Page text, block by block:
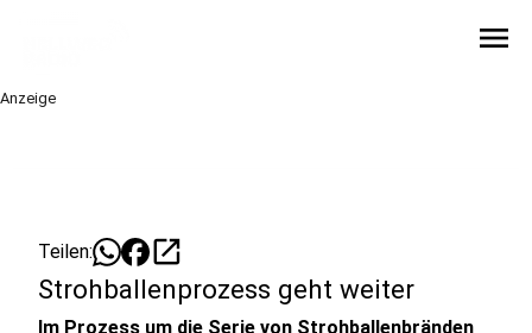
menu
Anzeige
Teilen: open_in_new
Strohballenprozess geht weiter
Im Prozess um die Serie von Strohballenbränden